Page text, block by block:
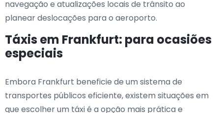
navegação e atualizações locais de trânsito ao
planear deslocações para o aeroporto.
Táxis em Frankfurt: para ocasiões
especiais
Embora Frankfurt beneficie de um sistema de
transportes públicos eficiente, existem situações em
que escolher um táxi é a opção mais prática e